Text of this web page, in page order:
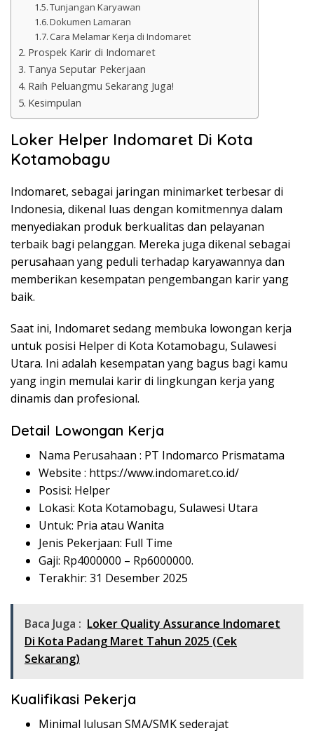
Tunjangan Karyawan
Dokumen Lamaran
Cara Melamar Kerja di Indomaret
Prospek Karir di Indomaret
Tanya Seputar Pekerjaan
Raih Peluangmu Sekarang Juga!
Kesimpulan
Loker Helper Indomaret Di Kota
Kotamobagu
Indomaret, sebagai jaringan minimarket terbesar di
Indonesia, dikenal luas dengan komitmennya dalam
menyediakan produk berkualitas dan pelayanan
terbaik bagi pelanggan. Mereka juga dikenal sebagai
perusahaan yang peduli terhadap karyawannya dan
memberikan kesempatan pengembangan karir yang
baik.
Saat ini, Indomaret sedang membuka lowongan kerja
untuk posisi Helper di Kota Kotamobagu, Sulawesi
Utara. Ini adalah kesempatan yang bagus bagi kamu
yang ingin memulai karir di lingkungan kerja yang
dinamis dan profesional.
Detail Lowongan Kerja
Nama Perusahaan : PT Indomarco Prismatama
Website : https://www.indomaret.co.id/
Posisi: Helper
Lokasi: Kota Kotamobagu, Sulawesi Utara
Untuk: Pria atau Wanita
Jenis Pekerjaan: Full Time
Gaji: Rp4000000 – Rp6000000.
Terakhir: 31 Desember 2025
Baca Juga : Loker Quality Assurance Indomaret
Di Kota Padang Maret Tahun 2025 (Cek
Sekarang)
Kualifikasi Pekerja
Minimal lulusan SMA/SMK sederajat